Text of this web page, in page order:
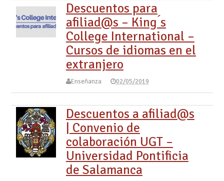
Descuentos para
afiliad@s – King ́s
College International –
Cursos de idiomas en el
extranjero
Enseñanza 02/05/2019
Descuentos a afiliad@s
| Convenio de
colaboración UGT –
Universidad Pontificia
de Salamanca